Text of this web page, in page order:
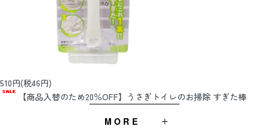
510円(税46円)
【商品入替のため20％OFF】うさぎトイレのお掃除 すぎた棒
MORE